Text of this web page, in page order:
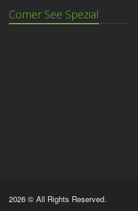
Comer See Spezial
2026 © All Rights Reserved.